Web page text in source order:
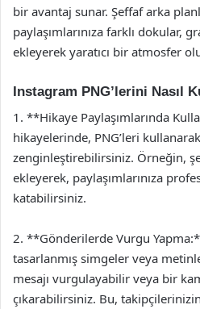
bir avantaj sunar. Şeffaf arka
paylaşımlarınıza farklı dokular,
ekleyerek yaratıcı bir atmosfer
Instagram PNG’lerini Nasıl
1. **Hikaye Paylaşımlarında
hikayelerinde, PNG’leri
zenginleştirebilirsiniz. Örneğin,
ekleyerek, paylaşımlarınıza
katabilirsiniz.
2. **Gönderilerde Vurgu
tasarlanmış simgeler veya
mesajı vurgulayabilir veya bir
çıkarabilirsiniz. Bu,